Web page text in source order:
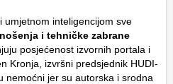
inteligencijom sve
i tehničke zabrane
posjećenost izvornih portala i
Kronja, izvršni predsjednik HUDI-
nemoćni jer su autorska i srodna